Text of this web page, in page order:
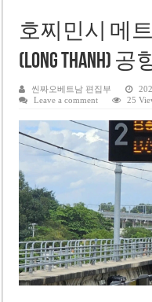
PNJ, 다이아몬드 밀수 여파에
팜 녓 브엉 빈그룹 회장 딸, 그
케펠, 투티엠 엠파이어시티 지
베트남주식 HAT, 15년 연속 현
‘1,000억 달러 남북고속철 투
베트남 세무당국, 납세자 정보
호찌민시 메
(Long Thanh)
씬짜오베트남 편집부
Leave a comment
25